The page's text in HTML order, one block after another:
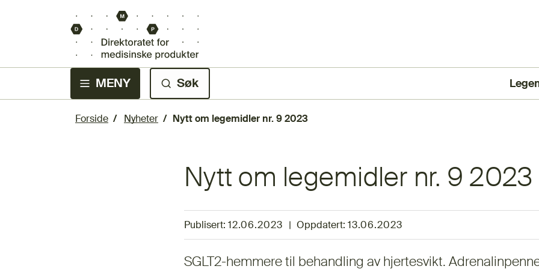
MENY Søk
Forside Nyheter Nytt om legemidler nr. 9 2023
Nytt om legemidler nr. 9 2023
Publisert: 12.06.2023 Oppdatert:13.06.2023
SGLT2-hemmere til behandling av hjertesvikt.